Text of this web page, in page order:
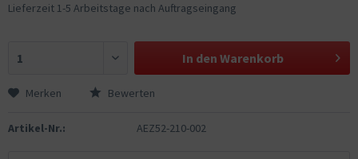
Lieferzeit 1-5 Arbeitstage nach Auftragseingang
In den Warenkorb
Merken Bewerten
Artikel-Nr.: AEZ52-210-002